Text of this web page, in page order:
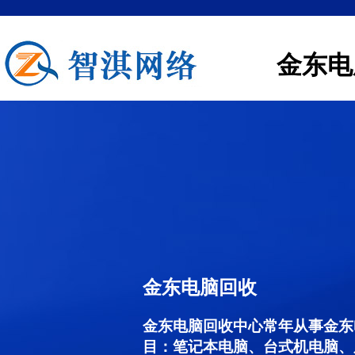
金东
金东电脑回收
金东电脑回收中心常年从事金
目：笔记本电脑、台式机电脑